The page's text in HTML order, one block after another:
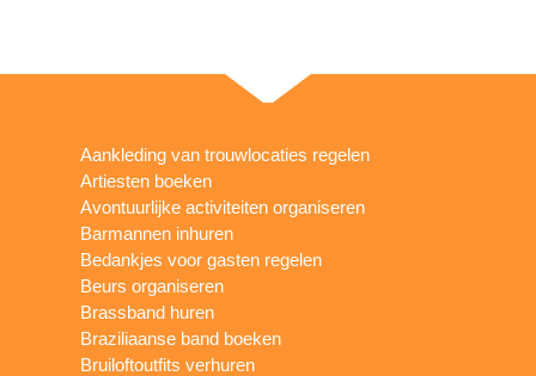
Aankleding van trouwlocaties regelen
Artiesten boeken
Avontuurlijke activiteiten organiseren
Barmannen inhuren
Bedankjes voor gasten regelen
Beurs organiseren
Brassband huren
Braziliaanse band boeken
Bruiloftoutfits verhuren